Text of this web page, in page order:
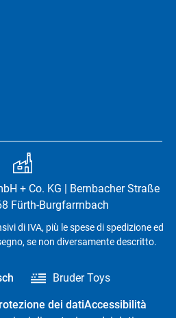
+ Co. KG | Bernbacher Straße
Fürth-Burgfarrnbach
di IVA, più le spese di spedizione ed
se non diversamente descritto.
Bruder Toys
dei datiAccessibilità